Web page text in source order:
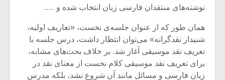
نوشته‌های منتقدان فارسی زبان انتخاب شده و ….
همان طور که از عنوان جلسه‌ی نخست، «تعاریف اولیه،
شنیدار نقدگرانه» می‌توان انتظار داشت، درس جلسه با
تعریف نقد موسیقی آغاز شد. بر خلاف بحث‌های مشابه،
برای تعریف نقد موسیقی کلام نخست از معنای نقد در
زبان فارسی و مسائل مانند آن شروع نشد، بلکه مدرس